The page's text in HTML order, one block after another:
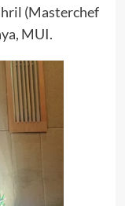
(Masterchef
MUI.